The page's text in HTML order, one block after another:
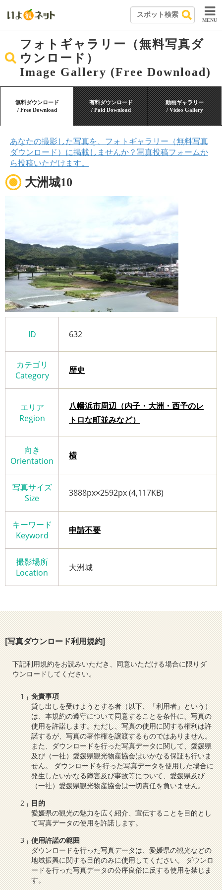
MENU
フォトギャラリー（無料写真ダ
ウンロード）
Image Gallery (Free Download)
無料ダウンロード
/ Free Download
有料ダウンロード
/ Paid Download
動画ギャラリー
/ Video Gallery
あなたの撮影した写真を、フォトギャラリー（無料写真
ダウンロード）に掲載しませんか？写真投稿フォームか
ら投稿いただけます。
大洲城10
ID 632
カテゴリ
Category
歴史
エリア
Region
八幡浜市周辺（内子・大洲・西予のレ
トロな町並みなど）
向き
Orientation
横
写真サイズ
Size
3888px×2592px (4,117KB)
キーワード
Keyword
申請不要
撮影場所
Location
大洲城
[写真ダウンロード利用規約]
下記利用規約をお読みいただき、同意いただける場合に限りダ
ウンロードしてください。
免責事項
貸し出しを受けようとする者（以下、「利用者」という）
は、本規約の遵守について同意することを条件に、写真の
使用を許諾します。ただし、写真の使用に関する権利は許
諾するが、写真の著作権を譲渡するものではありません。
また、ダウンロードを行った写真データに関して、愛媛県
及び（一社）愛媛県観光物産協会はいかなる保証も行いま
せん。 ダウンロードを行った写真データを使用した場合に
発生したいかなる障害及び事故等について、愛媛県及び
（一社）愛媛県観光物産協会は一切責任を負いません。
目的
愛媛県の観光の魅力を広く紹介、宣伝することを目的とし
て写真データの使用を許諾します。
使用許諾の範囲
ダウンロードを行った写真データは、愛媛県の観光などの
地域振興に関する目的のみに使用してください。 ダウンロ
ードを行った写真データの公序良俗に反する使用を禁じま
す。